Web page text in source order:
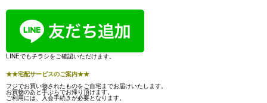
LINEでもチラシをご確認いただけます。
★★宅配サービスのご案内★★
フジでお買い物されたものをご自宅までお届けいたします。
お買物のあと手ぶらでお帰り頂けます。
ご利用には、入会手続きが必要となります。